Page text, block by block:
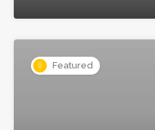
Featured